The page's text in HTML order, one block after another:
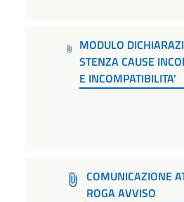
MODULO
STENZA CAUSE
E INCOMPATIBILITA'
COMUNICAZIONE
ROGA AVVISO